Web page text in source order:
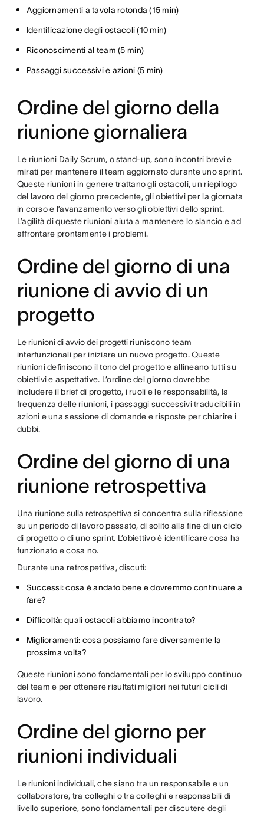
Aggiornamenti a tavola rotonda (15 min)
Identificazione degli ostacoli (10 min)
Riconoscimenti al team (5 min)
Passaggi successivi e azioni (5 min)
Ordine del giorno della
riunione giornaliera
Le riunioni Daily Scrum, ostand-up, sono incontri brevi e
mirati per mantenere il team aggiornato durante uno sprint.
Queste riunioni in genere trattano gli ostacoli, un riepilogo
del lavoro del giorno precedente, gli obiettivi per la giornata
in corso e l’avanzamento verso gli obiettivi dello sprint.
L’agilità di queste riunioni aiuta a mantenere lo slancio e ad
affrontare prontamente i problemi.
Ordine del giorno di una
riunione di avvio di un
progetto
Le riunioni di avvio dei progettiriuniscono team
interfunzionali per iniziare un nuovo progetto. Queste
riunioni definiscono il tono del progetto e allineano tutti su
obiettivi e aspettative. L’ordine del giorno dovrebbe
includere il brief di progetto, i ruoli e le responsabilità, la
frequenza delle riunioni, i passaggi successivi traducibili in
azioni e una sessione di domande e risposte per chiarire i
dubbi.
Ordine del giorno di una
riunione retrospettiva
Una riunione sulla retrospettiva si concentra sulla riflessione
su un periodo di lavoro passato, di solito alla fine di un ciclo
di progetto o di uno sprint. L’obiettivo è identificare cosa ha
funzionato e cosa no.
Durante una retrospettiva, discuti:
Successi: cosa è andato bene e dovremmo continuare a
fare?
Difficoltà: quali ostacoli abbiamo incontrato?
Miglioramenti: cosa possiamo fare diversamente la
prossima volta?
Queste riunioni sono fondamentali per lo sviluppo continuo
del team e per ottenere risultati migliori nei futuri cicli di
lavoro.
Ordine del giorno per
riunioni individuali
Le riunioni individuali, che siano tra un responsabile e un
collaboratore, tra colleghi o tra colleghi e responsabili di
livello superiore, sono fondamentali per discutere degli